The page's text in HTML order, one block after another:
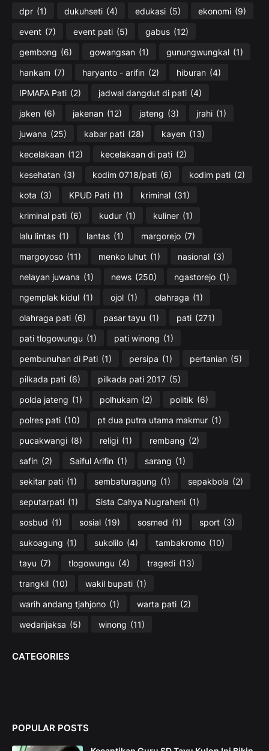
dpr (1) dukuhseti (4) edukasi (5) ekonomi (9)
event (7) event pati (5) gabus (12)
gembong (6) gowangsan (1) gunungwungkal (1)
hankam (7) haryanto - arifin (2) hiburan (4)
IPMAFA Pati (2) jadwal dangdut di pati (4)
jaken (6) jakenan (12) jateng (3) jrahi (1)
juwana (25) kabar pati (28) kayen (13)
kecelakaan (12) kecelakaan di pati (2)
kesehatan (3) kodim 0718/pati (6) kodim pati (2)
kota (3) KPUD Pati (1) kriminal (31)
kriminal pati (6) kudur (1) kuliner (1)
lalu lintas (1) lantas (1) margorejo (7)
margoyoso (11) menko luhut (1) nasional (3)
nelayan juwana (1) news (250) ngastorejo (1)
ngemplak kidul (1) ojol (1) olahraga (1)
olahraga pati (6) pasar tayu (1) pati (271)
pati tlogowungu (1) pati winong (1)
pembunuhan di Pati (1) persipa (1) pertanian (5)
pilkada pati (6) pilkada pati 2017 (5)
polda jateng (1) polhukam (2) politik (6)
polres pati (10) pt dua putra utama makmur (1)
pucakwangi (8) religi (1) rembang (2)
safin (2) Saiful Arifin (1) sarang (1)
sekitar pati (1) sembaturagung (1) sepakbola (2)
seputarpati (1) Sista Cahya Nugraheni (1)
sosbud (1) sosial (19) sosmed (1) sport (3)
sukoagung (1) sukolilo (4) tambakromo (10)
tayu (7) tlogowungu (4) tragedi (13)
trangkil (10) wakil bupati (1)
warih andang tjahjono (1) warta pati (2)
wedarijaksa (5) winong (11)
CATEGORIES
POPULAR POSTS